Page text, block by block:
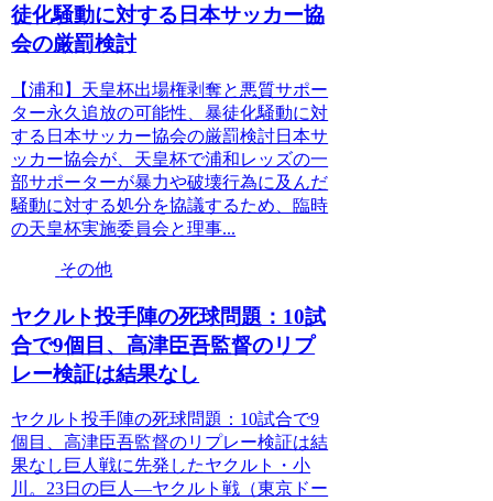
徒化騒動に対する日本サッカー協
会の厳罰検討
【浦和】天皇杯出場権剥奪と悪質サポー
ター永久追放の可能性、暴徒化騒動に対
する日本サッカー協会の厳罰検討日本サ
ッカー協会が、天皇杯で浦和レッズの一
部サポーターが暴力や破壊行為に及んだ
騒動に対する処分を協議するため、臨時
の天皇杯実施委員会と理事...
その他
ヤクルト投手陣の死球問題：10試
合で9個目、高津臣吾監督のリプ
レー検証は結果なし
ヤクルト投手陣の死球問題：10試合で9
個目、高津臣吾監督のリプレー検証は結
果なし巨人戦に先発したヤクルト・小
川。23日の巨人―ヤクルト戦（東京ドー